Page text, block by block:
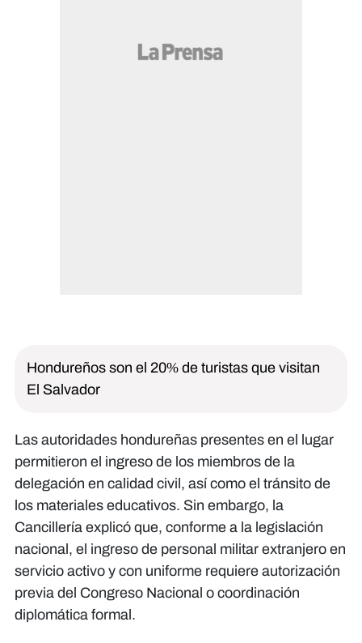
Hondureños son el 20% de turistas que visitan
El Salvador
Las autoridades hondureñas presentes en el lugar
permitieron el ingreso de los miembros de la
delegación en calidad civil, así como el tránsito de
los materiales educativos. Sin embargo, la
Cancillería explicó que, conforme a la legislación
nacional, el ingreso de personal militar extranjero en
servicio activo y con uniforme requiere autorización
previa del Congreso Nacional o coordinación
diplomática formal.